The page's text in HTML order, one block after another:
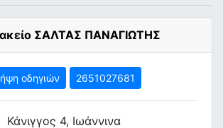
ΣΑΛΤΑΣ ΠΑΝΑΓΙΩΤΗΣ
οδηγιών 2651027681
Κάνιγγος 4, Ιωάννινα